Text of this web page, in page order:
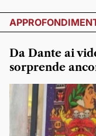
Da Dante ai
sorprende